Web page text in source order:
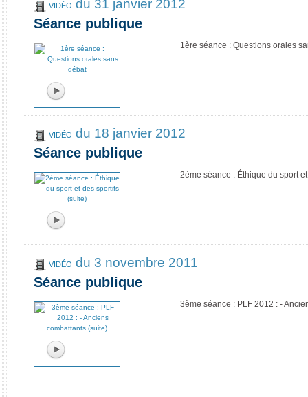
VIDÉO du 31 janvier 2012
Séance publique
1ère séance : Questions orales
VIDÉO du 18 janvier 2012
Séance publique
2ème séance : Éthique du sport
VIDÉO du 3 novembre 2011
Séance publique
3ème séance : PLF 2012 : -